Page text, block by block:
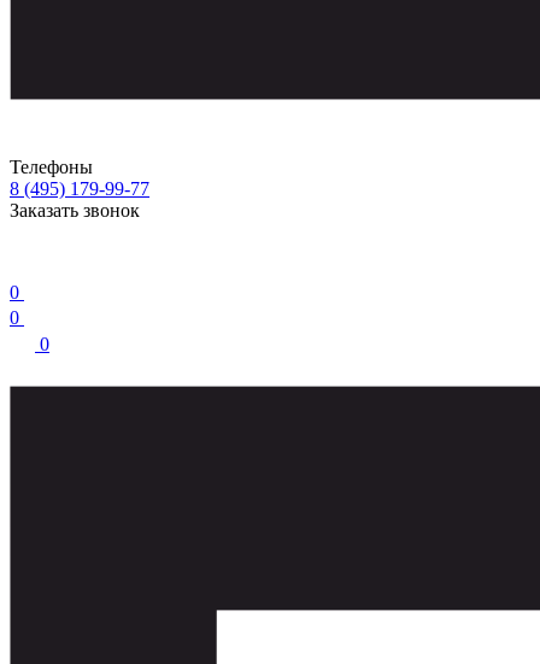
Телефоны
8 (495) 179-99-77
Заказать звонок
0
0
0